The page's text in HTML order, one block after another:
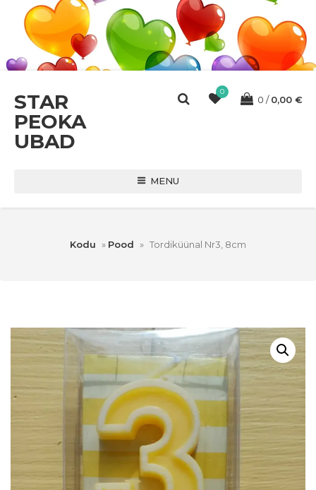
STAR
PEOKA
UBAD
0
0 0,00 €
MENU
Kodu » Pood » Tordiküünal Nr3, 8cm